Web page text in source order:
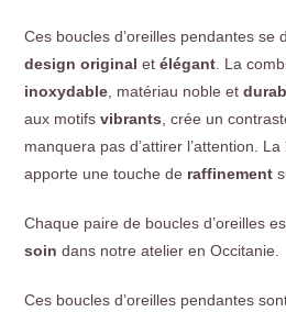
Ces boucles d’oreilles pendantes se
design original etélégant . La
inoxydable , matériau noble et
aux motifsvibrants , crée un
manquera pas d’attirer l’attention.
apporte une touche de raffinement
Chaque paire de boucles d’oreilles
soin dans notre atelier en Occitanie.
Ces boucles d’oreilles pendantes